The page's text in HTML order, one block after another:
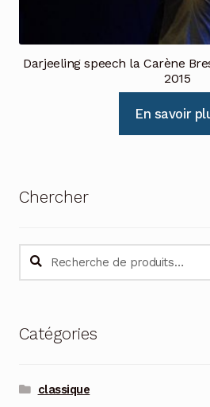
Darjeeling speech la Carène
2015
En savoir
Chercher
Recherche
pour :
Recherche
Catégories
classique